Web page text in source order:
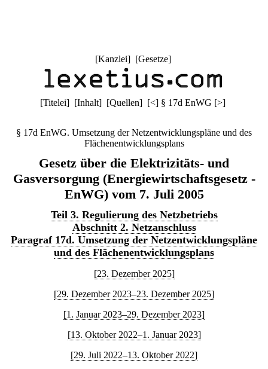
[Kanzlei] [Gesetze]
[Titelei] [Inhalt] [Quellen] [<] § 17d EnWG [>]
§ 17d EnWG. Umsetzung der Netzentwicklungspläne und des
Flächenentwicklungsplans
Gesetz über die Elektrizitäts- und
Gasversorgung (Energiewirtschaftsgesetz -
EnWG) vom 7. Juli 2005
Teil 3. Regulierung des Netzbetriebs
Abschnitt 2. Netzanschluss
Paragraf 17d. Umsetzung der Netzentwicklungspläne
und des Flächenentwicklungsplans
[23. Dezember 2025]
[29. Dezember 2023–23. Dezember 2025]
[1. Januar 2023–29. Dezember 2023]
[13. Oktober 2022–1. Januar 2023]
[29. Juli 2022–13. Oktober 2022]